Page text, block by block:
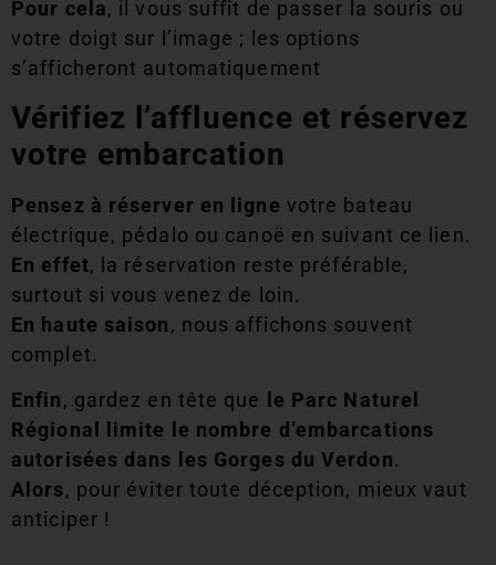
Pour cela, il vous suffit de passer la souris ou
votre doigt sur l’image ; les options
s’afficheront automatiquement
Vérifiez l’affluence et réservez
votre embarcation
Pensez à réserver en ligne votre bateau
électrique, pédalo ou canoë en suivant ce lien.
En effet, la réservation reste préférable,
surtout si vous venez de loin.
En haute saison, nous affichons souvent
complet.
Enfin, gardez en tête que
le Parc Naturel
Régional limite le nombre d’embarcations
autorisées dans les Gorges du Verdon.
Alors, pour éviter toute déception, mieux vaut
anticiper !